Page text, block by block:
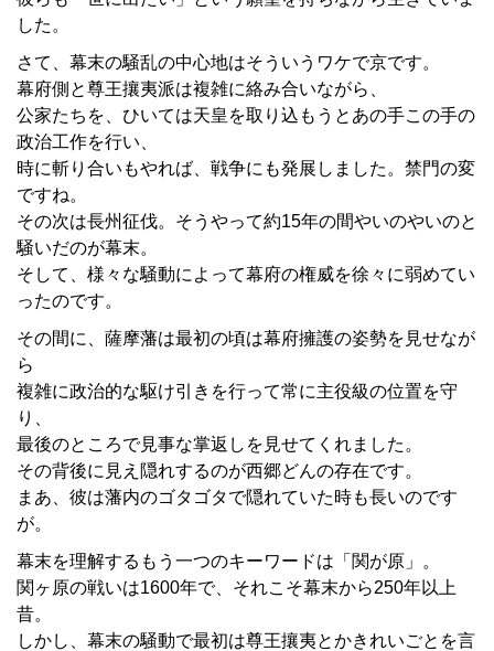
した。
さて、幕末の騒乱の中心地はそういうワケで京です。
幕府側と尊王攘夷派は複雑に絡み合いながら、
公家たちを、ひいては天皇を取り込もうとあの手この手の
政治工作を行い、
時に斬り合いもやれば、戦争にも発展しました。禁門の変
ですね。
その次は長州征伐。そうやって約15年の間やいのやいのと
騒いだのが幕末。
そして、様々な騒動によって幕府の権威を徐々に弱めてい
ったのです。
その間に、薩摩藩は最初の頃は幕府擁護の姿勢を見せなが
ら
複雑に政治的な駆け引きを行って常に主役級の位置を守
り、
最後のところで見事な掌返しを見せてくれました。
その背後に見え隠れするのが西郷どんの存在です。
まあ、彼は藩内のゴタゴタで隠れていた時も長いのです
が。
幕末を理解するもう一つのキーワードは「関が原」。
関ヶ原の戦いは1600年で、それこそ幕末から250年以上
昔。
しかし、幕末の騒動で最初は尊王攘夷とかきれいごとを言